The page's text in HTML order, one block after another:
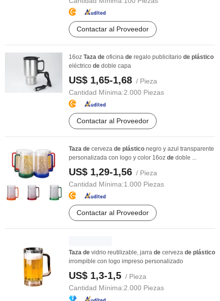
Contactar al Proveedor
16oz Taza de oficina de regalo publicitario de plástico
eléctrico de doble capa
US$ 1,65-1,68 / Pieza
Cantidad Mínima:2.000 Piezas
Contactar al Proveedor
Taza de cerveza de plástico negro y azul transparente
personalizada con logo y color 16oz de doble ...
US$ 1,29-1,56 / Pieza
Cantidad Mínima:1.000 Piezas
Contactar al Proveedor
Taza de vidrio reutilizable, jarra de cerveza de plástico
irrompible con logo impreso personalizado
US$ 1,3-1,5 / Pieza
Cantidad Mínima:2.000 Piezas